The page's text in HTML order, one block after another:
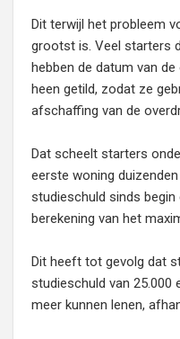
Dit terwijl het probleem
grootst is. Veel starters
hebben de datum van
heen getild, zodat ze
afschaffing van de
Dat scheelt starters
eerste woning duizenden
studieschuld sinds
berekening van het
Dit heeft tot gevolg dat
studieschuld van 25.000
meer kunnen lenen,